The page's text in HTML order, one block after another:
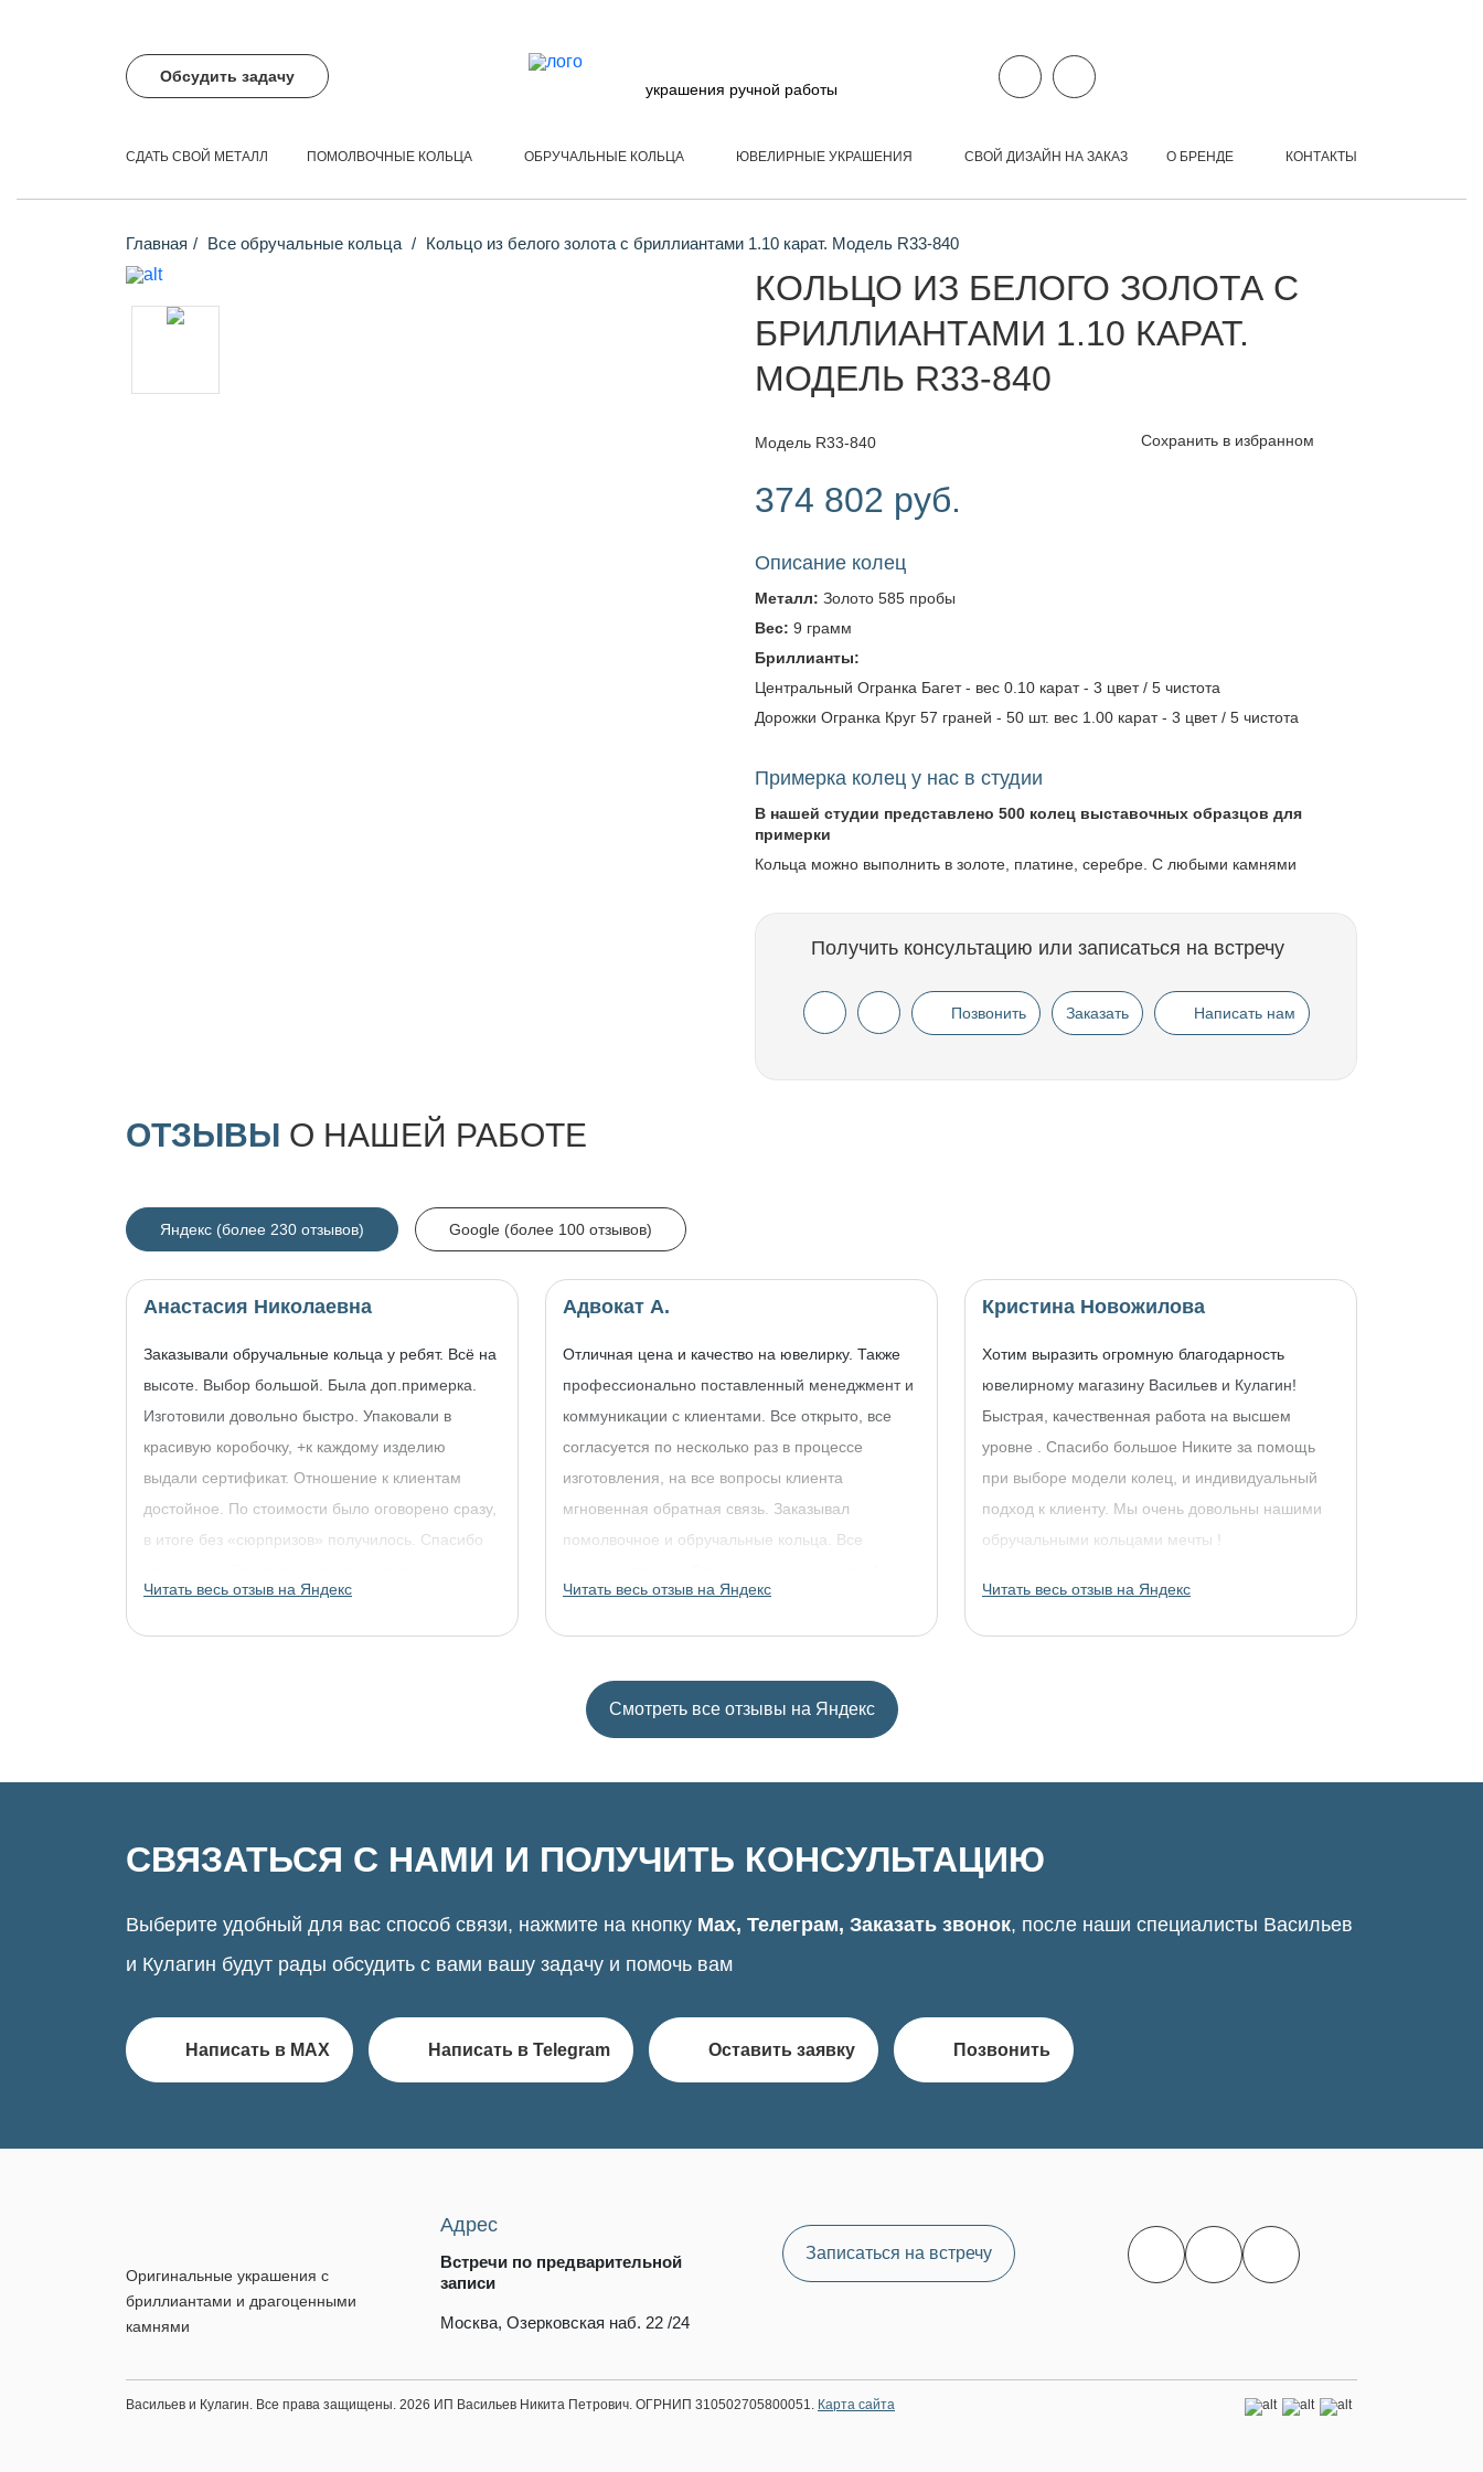
Обсудить задачу
украшения ручной работы
СДАТЬ СВОЙ МЕТАЛЛ ПОМОЛВОЧНЫЕ КОЛЬЦА ОБРУЧАЛЬНЫЕ КОЛЬЦА ЮВЕЛИРНЫЕ УКРАШЕНИЯ СВОЙ ДИЗАЙН НА ЗАКАЗ О БРЕНДЕ КОНТАКТЫ
Главная Все обручальные кольца Кольцо из белого золота с бриллиантами 1.10 карат. Модель R33-840
КОЛЬЦО ИЗ БЕЛОГО ЗОЛОТА С
БРИЛЛИАНТАМИ 1.10 КАРАТ.
МОДЕЛЬ R33-840
Модель R33-840 Сохранить в избранном
374 802 руб.
Описание колец
Металл: Золото 585 пробы
Вес: 9 грамм
Бриллианты:
Центральный Огранка Багет - вес 0.10 карат - 3 цвет / 5 чистота
Дорожки Огранка Круг 57 граней - 50 шт. вес 1.00 карат - 3 цвет / 5 чистота
Примерка колец у нас в студии
В нашей студии представлено 500 колец выставочных образцов для
примерки
Кольца можно выполнить в золоте, платине, серебре. С любыми камнями
Получить консультацию или записаться на встречу
Позвонить Заказать Написать нам
ОТЗЫВЫ О НАШЕЙ РАБОТЕ
Яндекс (более 230 отзывов) Google (более 100 отзывов)
Анастасия Николаевна
Заказывали обручальные кольца у ребят. Всё на
высоте. Выбор большой. Была доп.примерка.
Изготовили довольно быстро. Упаковали в
красивую коробочку, +к каждому изделию
выдали сертификат. Отношение к клиентам
достойное. По стоимости было оговорено сразу,
в итоге без «сюрпризов» получилось. Спасибо
украшениями!
Читать весь отзыв на Яндекс
Адвокат А.
Отличная цена и качество на ювелирку. Также
профессионально поставленный менеджмент и
коммуникации с клиентами. Все открыто, все
согласуется по несколько раз в процессе
изготовления, на все вопросы клиента
мгновенная обратная связь. Заказывал
помолвочное и обручальные кольца. Все
Читать весь отзыв на Яндекс
Кристина Новожилова
Хотим выразить огромную благодарность
ювелирному магазину Васильев и Кулагин!
Быстрая, качественная работа на высшем
уровне . Спасибо большое Никите за помощь
при выборе модели колец, и индивидуальный
подход к клиенту. Мы очень довольны нашими
обручальными кольцами мечты !
Читать весь отзыв на Яндекс
Смотреть все отзывы на Яндекс
СВЯЗАТЬСЯ С НАМИ И ПОЛУЧИТЬ КОНСУЛЬТАЦИЮ
Выберите удобный для вас способ связи, нажмите на кнопку Max, Телеграм, Заказать звонок, после наши специалисты Васильев
и Кулагин будут рады обсудить с вами вашу задачу и помочь вам
Написать в MAX Написать в Telegram Оставить заявку Позвонить
Оригинальные украшения с
бриллиантами и драгоценными
камнями
Адрес
Встречи по предварительной
записи
Москва, Озерковская наб. 22 /24
Записаться на встречу
Васильев и Кулагин. Все права защищены. 2026 ИП Васильев Никита Петрович. ОГРНИП 310502705800051. Карта сайта